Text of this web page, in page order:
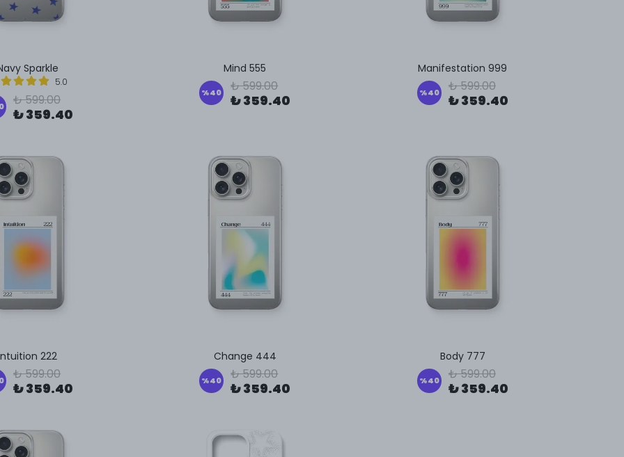
Sparkle
5.0
₺ 599.00
₺ 359.40
Mind 555
%40 ₺ 599.00
₺ 359.40
Manifestation 999
%40 ₺ 599.00
₺ 359.40
222
₺ 599.00
₺ 359.40
Change 444
%40 ₺ 599.00
₺ 359.40
Body 777
%40 ₺ 599.00
₺ 359.40